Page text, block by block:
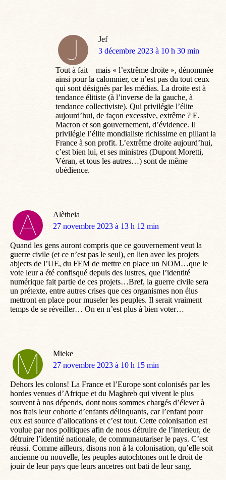
Jef
dit
3 décembre 2023 à 10 h 30 min
Tout à fait – mais « l’extrême droite », dénommée
ainsi pour la calomnier, ce n’est pas du tout ceux
qui sont désignés par les médias. La droite est à
tendance élitiste (à l’inverse de la gauche, à
tendance collectiviste). Qui privilégie l’élite
aujourd’hui, de façon excessive, extrême ? E.
Macron et son gouvernement, d’évidence. Il
privilégie l’élite mondialiste richissime en pillant la
France à son profit. L’extrême droite aujourd’hui,
c’est bien lui, et ses ministres (Dupont Moretti,
Véran, et tous les autres…) sont de même
obédience.
Alètheia
dit
27 novembre 2023 à 13 h 12 min
Quand les gens auront compris que ce gouvernement veut la
guerre civile (et ce n’est pas le seul), en lien avec les projets
abjects de l’UE, du FEM de mettre en place un NOM…que le
vote leur a été confisqué depuis des lustres, que l’identité
numérique fait partie de ces projets…Bref, la guerre civile sera
un prétexte, entre autres crises que ces organismes non élus
mettront en place pour museler les peuples. Il serait vraiment
temps de se réveiller… On en n’est plus à bien voter…
Mieke
dit
27 novembre 2023 à 10 h 15 min
Dehors les colons! La France et l’Europe sont colonisés par les
hordes venues d’Afrique et du Maghreb qui vivent le plus
souvent à nos dépends, dont nous sommes chargés d’élever à
nos frais leur cohorte d’enfants délinquants, car l’enfant pour
eux est source d’allocations et c’est tout. Cette colonisation est
voulue par nos politiques afin de nous détruire de l’interieur, de
détruire l’identité nationale, de communautariser le pays. C’est
réussi. Comme ailleurs, disons non à la colonisation, qu’elle soit
ancienne ou nouvelle, les peuples autochtones ont le droit de
jouir de leur pays que leurs ancetres ont bati de leur sang.